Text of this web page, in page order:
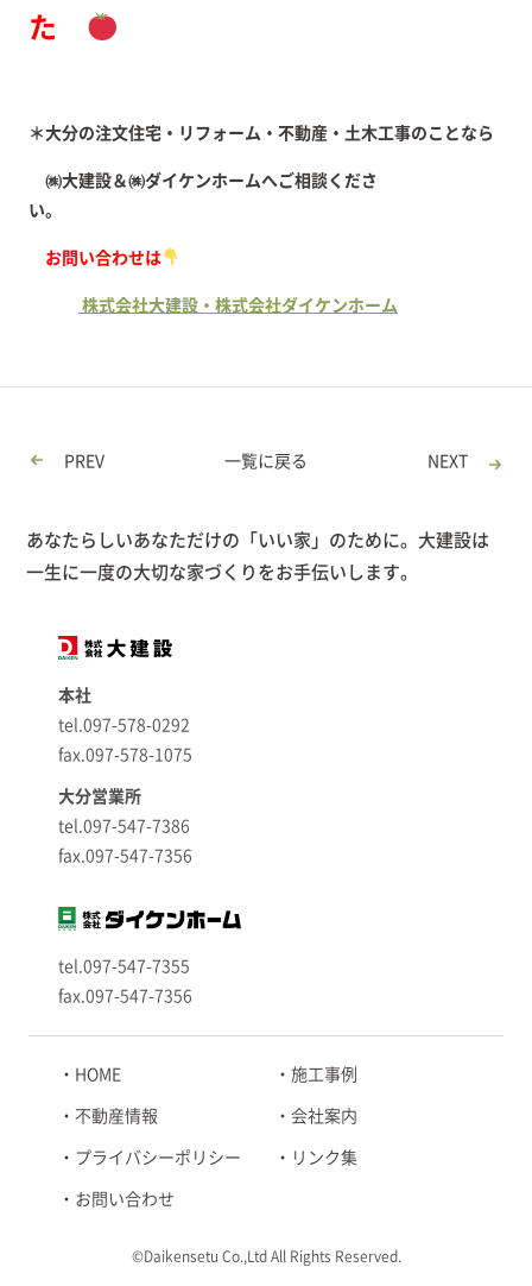
た
＊大分の注文住宅・リフォーム・不動産・土木工事のことなら
㈱大建設＆㈱ダイケンホームへご相談くださ
い。
お問い合わせは
株式会社大建設・株式会社ダイケンホーム
PREV 一覧に戻る NEXT
あなたらしいあなただけの「いい家」のために。大建設は
一生に一度の大切な家づくりをお手伝いします。
本社
tel.097-578-0292
fax.097-578-1075
大分営業所
tel.097-547-7386
fax.097-547-7356
tel.097-547-7355
fax.097-547-7356
HOME 施工事例
不動産情報 会社案内
プライバシーポリシー リンク集
お問い合わせ
©Daikensetu Co.,Ltd All Rights Reserved.